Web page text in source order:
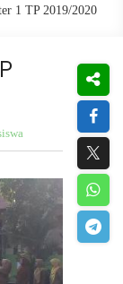
1 TP 2019/2020